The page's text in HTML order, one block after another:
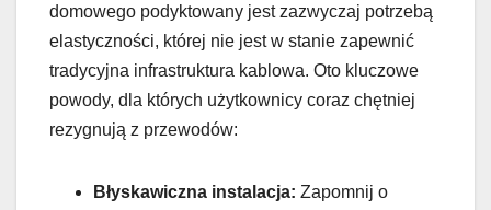
domowego podyktowany jest zazwyczaj potrzebą
elastyczności, której nie jest w stanie zapewnić
tradycyjna infrastruktura kablowa. Oto kluczowe
powody, dla których użytkownicy coraz chętniej
rezygnują z przewodów:
Błyskawiczna instalacja: Zapomnij o